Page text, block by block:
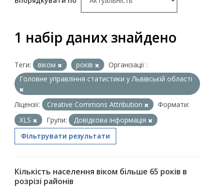
1 набір даних знайдено
Теги: віком років
Організації :
Головне управління статистики у Львівській області
Ліцензії: Creative Commons Attribution
Формати:
XLS
Групи:
Довідкова інформація
Фільтрувати результати
Кількість населення віком більше 65 років в
розрізі районів